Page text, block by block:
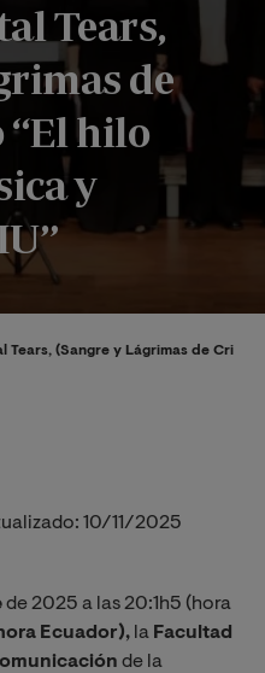
Tears,
de
“El hilo
y
Tears, (Sangre y Lágrimas de
10/11/2025
de 2025 a las 20:1h5 (hora
Ecuador), la Facultad
de la